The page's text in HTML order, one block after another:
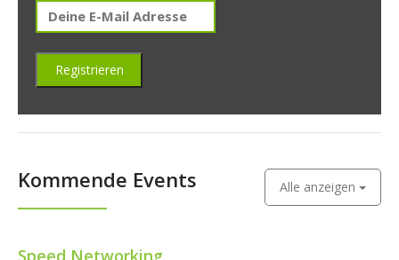
Kommende Events Alle anzeigen
Speed Networking